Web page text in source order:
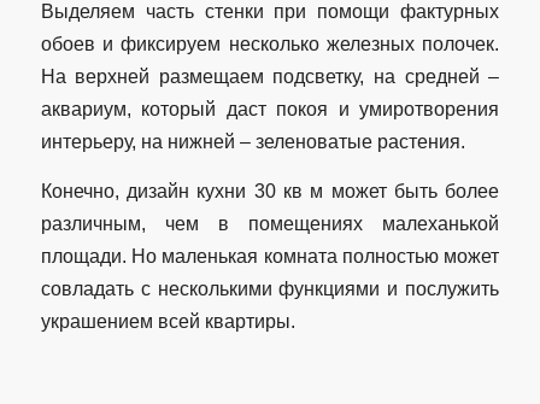
Выделяем часть стенки при помощи фактурных
обоев и фиксируем несколько железных полочек.
На верхней размещаем подсветку, на средней –
аквариум, который даст покоя и умиротворения
интерьеру, на нижней – зеленоватые растения.
Конечно, дизайн кухни 30 кв м может быть более
различным, чем в помещениях малеханькой
площади. Но маленькая комната полностью может
совладать с несколькими функциями и послужить
украшением всей квартиры.